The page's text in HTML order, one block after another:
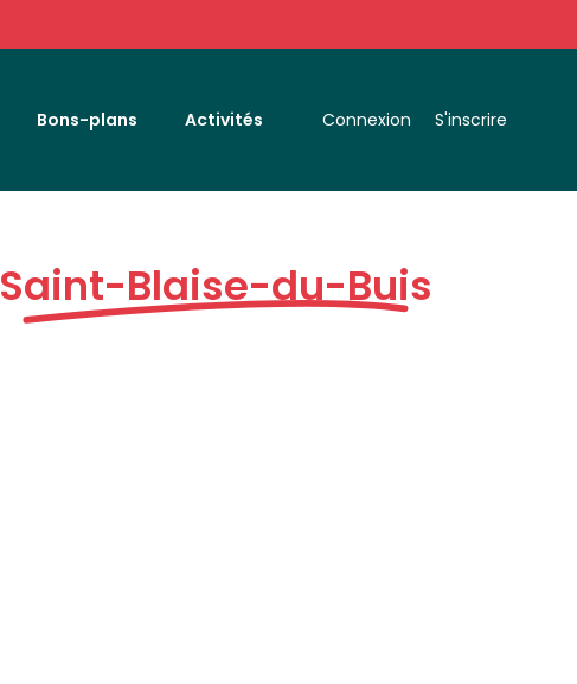
Bons-plans Activités Connexion S'inscrire
Saint-Blaise-du-Buis